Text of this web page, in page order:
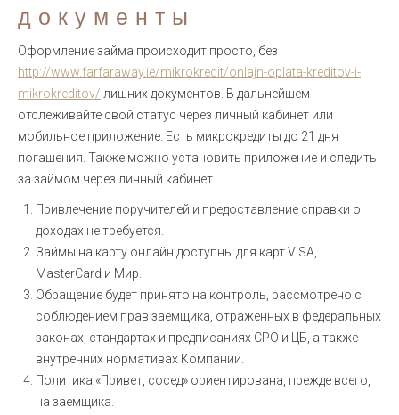
документы
Оформление займа происходит просто, без
http://www.farfaraway.ie/mikrokredit/onlajn-oplata-kreditov-i-
mikrokreditov/ лишних документов. В дальнейшем
отслеживайте свой статус через личный кабинет или
мобильное приложение. Есть микрокредиты до 21 дня
погашения. Также можно установить приложение и следить
за займом через личный кабинет.
Привлечение поручителей и предоставление справки о
доходах не требуется.
Займы на карту онлайн доступны для карт VISA,
MasterCard и Мир.
Обращение будет принято на контроль, рассмотрено с
соблюдением прав заемщика, отраженных в федеральных
законах, стандартах и предписаниях СРО и ЦБ, а также
внутренних нормативах Компании.
Политика «Привет, сосед» ориентирована, прежде всего,
на заемщика.